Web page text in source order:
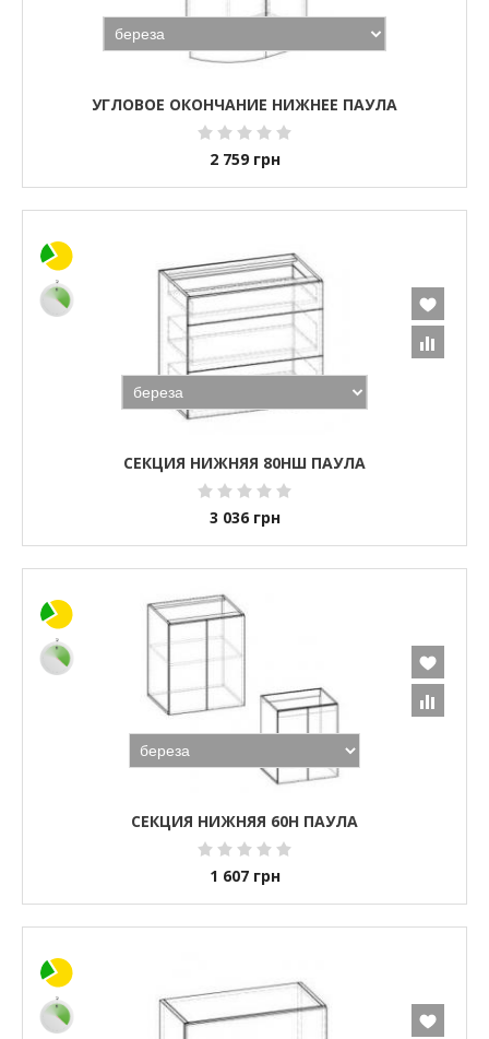
УГЛОВОЕ ОКОНЧАНИЕ НИЖНЕЕ ПАУЛА
2 759 грн
СЕКЦИЯ НИЖНЯЯ 80НШ ПАУЛА
3 036 грн
СЕКЦИЯ НИЖНЯЯ 60Н ПАУЛА
1 607 грн